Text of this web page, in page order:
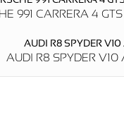
991 CARRERA 4
AUDI R8 SPYDER